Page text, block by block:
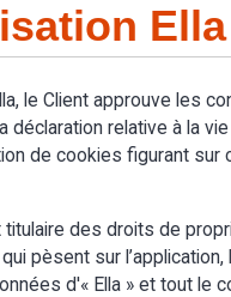
Ella
le Client approuve les
déclaration relative à la
de cookies figurant sur
titulaire des droits de
pèsent sur l’application,
d'« Ella » et tout le